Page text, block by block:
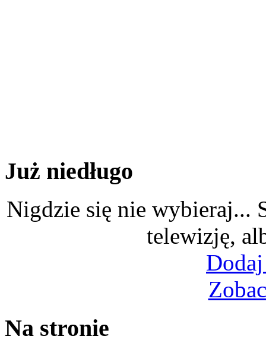
Już niedługo
Nigdzie się nie wybieraj...
telewizję,
Na stronie